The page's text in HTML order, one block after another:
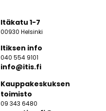
Itäkatu 1-7
00930 Helsinki
Itiksen info
040 554 9101
info@itis.fi
Kauppakeskuksen
toimisto
09 343 6480